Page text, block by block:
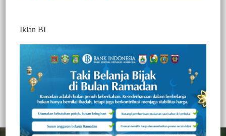
BERITA VIDEO : DUA PELAKU
PENCURIAN KERBAU DENGAN CARA
MUTILASI DI TORAJA UTARA,
DIRINGKUS POLISI
Redaksi Jurnaltivi
0 Min Baca
Sabtu, 6 Maret 2021
323
Iklan BI